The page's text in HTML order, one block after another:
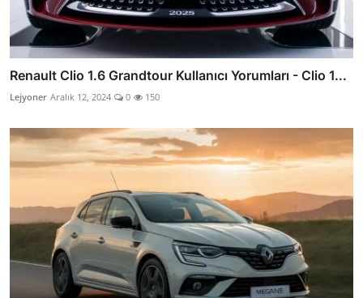
Renault Clio 1.6 Grandtour Kullanıcı Yorumları - Clio 1...
Lejyoner Aralık 12, 2024 0 150